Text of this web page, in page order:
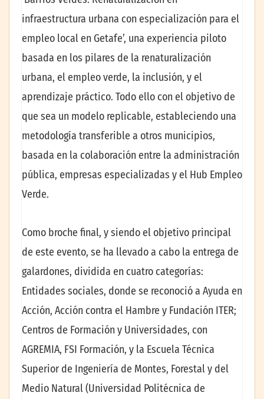
infraestructura urbana con especialización para el
empleo local en Getafe’, una experiencia piloto
basada en los pilares de la renaturalización
urbana, el empleo verde, la inclusión, y el
aprendizaje práctico. Todo ello con el objetivo de
que sea un modelo replicable, estableciendo una
metodología transferible a otros municipios,
basada en la colaboración entre la administración
pública, empresas especializadas y el Hub Empleo
Verde.
Como broche final, y siendo el objetivo principal
de este evento, se ha llevado a cabo la entrega de
galardones, dividida en cuatro categorías:
Entidades sociales, donde se reconoció a Ayuda en
Acción, Acción contra el Hambre y Fundación ITER;
Centros de Formación y Universidades, con
AGREMIA, FSI Formación, y la Escuela Técnica
Superior de Ingeniería de Montes, Forestal y del
Medio Natural (Universidad Politécnica de